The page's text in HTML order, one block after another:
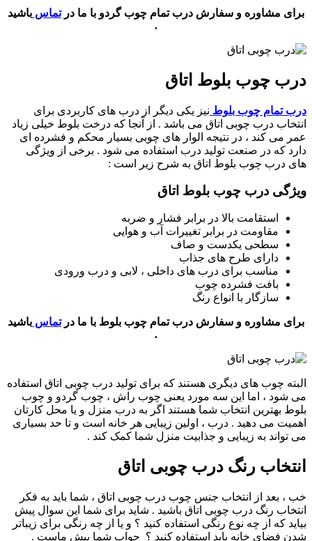
برای مشاوره و سفارش درب تمام چوب گردو با ما درتماس باشید
.
درب چوب بلوط اتاق
درب تمام چوب بلوط نیز یکی دیگر از درب های کاربردی برای
انتخاب درب چوبی اتاق می باشد . از آنجا که درخت بلوط خیلی زیاد
عمر می کند ، در نتیجه الوار های چوبی بسیار محکم و فشرده ای
دارد که در صنعت تولید درب استفاده می شود . برخی از ویژگی
های درب چوب بلوط اتاق به شرح زیر است :
ویژگی درب چوب بلوط اتاق
استقامت بالا در برابر فشار و ضربه
مقاومت در برابر تغییرات آب و هوایی
سطحی یکدست و صاف
دارای طرح های جذاب
مناسب برای درب های داخلی ، لابی و درب ورودی
بافت فشرده چوب
سازگار با انواع رنگ
برای مشاوره و سفارش درب تمام چوب بلوط با ما درتماس باشید
.
البته چوب های دیگری هستند که برای تولید درب چوبی اتاق استفاده
می شود ، اما این سه مورد یعنی چوب راش ، چوب گردو و چوب
بلوط بهترین انتخاب شما هستند اگر به درب منزل و یا محل کارتان
اهمیت می دهید . درب ، اولین زیبایی هر خانه است و تا حد بسیاری
می تواند به زیبایی و جذابیت منزل شما کمک کند .
انتخاب رنگ درب چوبی اتاق
خب ، بعد از انتخاب جنس چوب درب چوبی اتاق ، شما باید به فکر
انتخاب رنگ درب چوبی اتاق باشید . شاید برای شما این سوال پیش
بیاید که از چه نوع رنگی استفاده کنید ؟ و یا از چه رنگی برای زیباتر
شدن فضای خانه باید استفاده کنید ؟ جواب شما پیش ماست .